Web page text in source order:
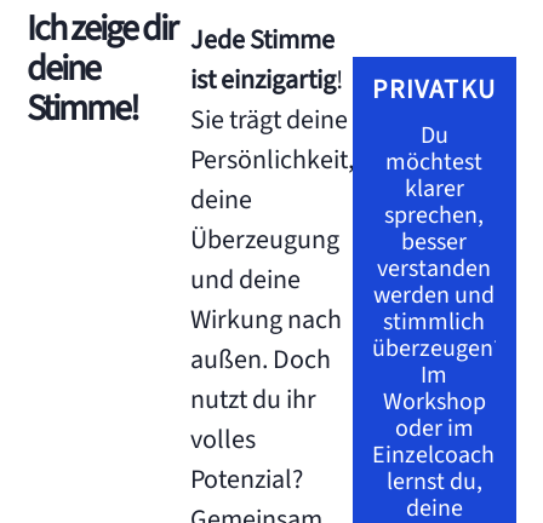
Ich zeige dir
deine
Stimme!
Jede Stimme
ist einzigartig!
Sie trägt deine
Persönlichkeit,
deine
Überzeugung
und deine
Wirkung nach
außen. Doch
nutzt du ihr
volles
Potenzial?
Du
möchtest
klarer
sprechen,
besser
verstanden
werden und
stimmlich
überzeugen?
Im
Workshop
oder im
Einzelcoaching
lernst du,
deine